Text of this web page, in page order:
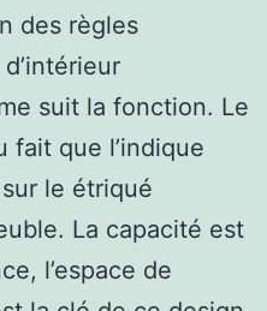
des règles
suit la fonction. Le
fait que l’indique
le étriqué
La capacité est
l’espace de